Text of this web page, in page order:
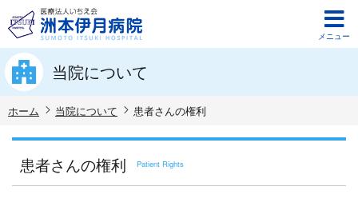
メニュー
当院について
ホーム 当院について 患者さんの権利
患者さんの権利 Patient Rights